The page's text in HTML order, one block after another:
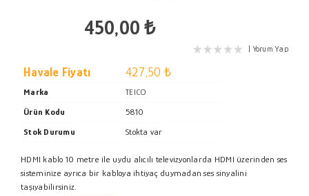
450,00 ₺
Yorum Yap
Havale Fiyatı 427,50 ₺
Marka
TEICO
Ürün Kodu
5810
Stok Durumu
Stokta var
HDMI kablo 10 metre ile uydu alıcılı televizyonlarda HDMI üzerinden ses
sisteminize ayrıca bir kabloya ihtiyaç duymadan ses sinyalini
taşıyabilirsiniz.